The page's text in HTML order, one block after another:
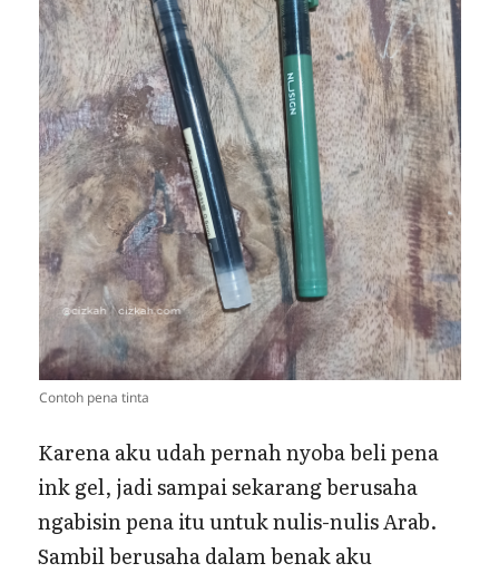
Contoh pena tinta
Karena aku udah pernah nyoba beli pena
ink gel, jadi sampai sekarang berusaha
ngabisin pena itu untuk nulis-nulis Arab.
Sambil berusaha dalam benak aku